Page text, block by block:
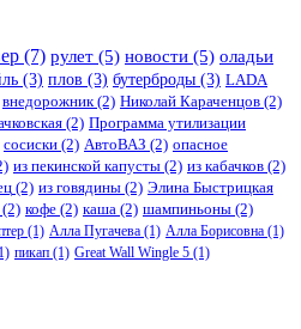
(7) рулет (5) новости (5) оладьи
(3) плов (3) бутерброды (3) LADA
внедорожник(2) Николай Караченцов (2)
(2) Программа утилизации
сосиски (2) АвтоВАЗ (2) опасное
из пекинской капусты (2) из кабачков (2)
(2) из говядины (2) Элина Быстрицкая
(2) кофе (2) каша (2) шампиньоны (2)
(1) Алла Пугачева (1) Алла Борисовна (1)
пикап (1) Great Wall Wingle 5 (1)